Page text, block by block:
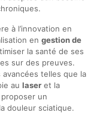
à l’innovation en
en gestion de
la santé de ses
sur des preuves.
avancées telles que la
au laseret la
un
douleur sciatique.